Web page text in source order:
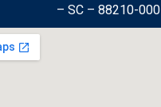
– SC – 88210-000